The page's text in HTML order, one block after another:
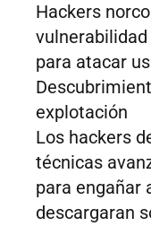
Hackers
para atacar
explotación
Los hackers
técnicas
para engañar
descargaran